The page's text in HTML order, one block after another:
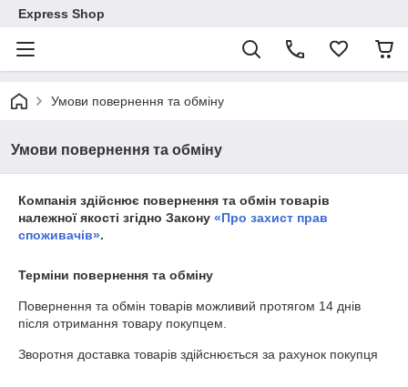
Express Shop
Умови повернення та обміну
Умови повернення та обміну
Компанія здійснює повернення та обмін товарів
належної якості згідно Закону «Про захист прав
споживачів».
Терміни повернення та обміну
Повернення та обмін товарів можливий протягом 14 днів
після отримання товару покупцем.
Зворотня доставка товарів здійснюється за рахунок покупця